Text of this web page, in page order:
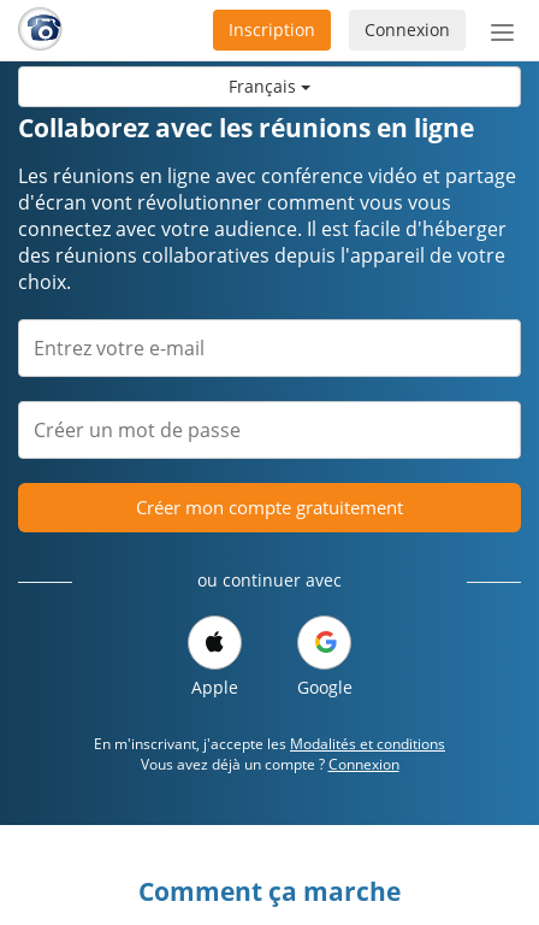
Français
ou
Connexion
Inscription
Collaborez avec les réunions en ligne
Les réunions en ligne avec conférence vidéo et partage
d'écran vont révolutionner comment vous vous
connectez avec votre audience. Il est facile d'héberger
des réunions collaboratives depuis l'appareil de votre
choix.
Créer mon compte gratuitement
ou continuer avec
Apple Google
En m'inscrivant, j'accepte les Modalités et conditions
Vous avez déjà un compte ?Connexion
Comment ça marche